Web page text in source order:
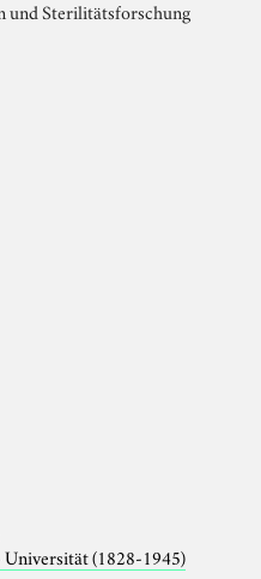
und Sterilitätsforschung
(1828-1945)